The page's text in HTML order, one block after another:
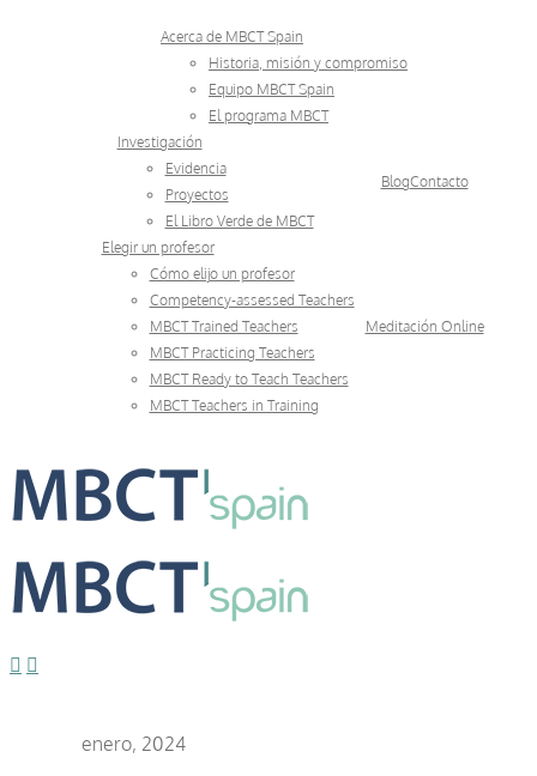
Acerca de MBCT Spain
Historia, misión y compromiso
Equipo MBCT Spain
El programa MBCT
Investigación
Evidencia
Proyectos
El Libro Verde de MBCT
BlogContacto
Elegir un profesor
Cómo elijo un profesor
Competency-assessed Teachers
MBCT Trained Teachers
MBCT Practicing Teachers
MBCT Ready to Teach Teachers
MBCT Teachers in Training
Meditación Online
enero, 2024